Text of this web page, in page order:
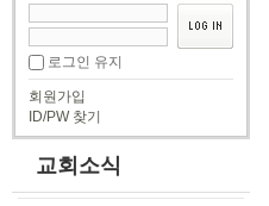
로그인 유지
회원가입
ID/PW 찾기
교회소식